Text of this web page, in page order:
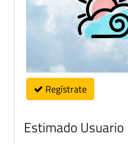
Regístrate
Estimado Usuario